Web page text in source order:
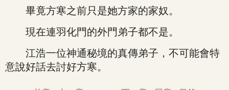
畢竟方寒之前只是她方家的家奴。
現在連羽化門的外門弟子都不是。
江浩一位神通秘境的真傳弟子，不可能會特
意說好話去討好方寒。